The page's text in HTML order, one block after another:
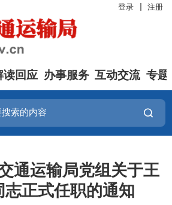
登录 注册
读回应 办事服务 互动交流 专题
通运输局党组关于王
志正式任职的通知